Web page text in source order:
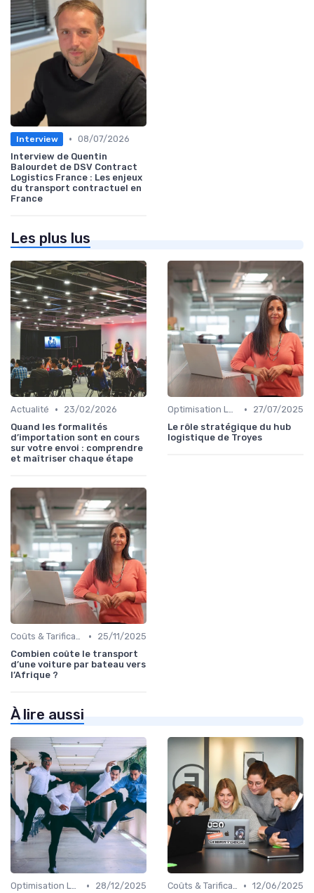
Interview • 08/07/2026
Interview de Quentin
Balourdet de DSV Contract
Logistics France : Les enjeux
du transport contractuel en
France
Les plus lus
Actualité •
23/02/2026
Quand les formalités
d’importation sont en cours
sur votre envoi : comprendre
et maîtriser chaque étape
Optimisation Logistique •
27/07/2025
Le rôle stratégique du hub
logistique de Troyes
Coûts & Tarification •
25/11/2025
Combien coûte le transport
d’une voiture par bateau vers
l’Afrique ?
À lire aussi
Optimisation Logistique •
28/12/2025
Coûts & Tarification • 12/06/2025